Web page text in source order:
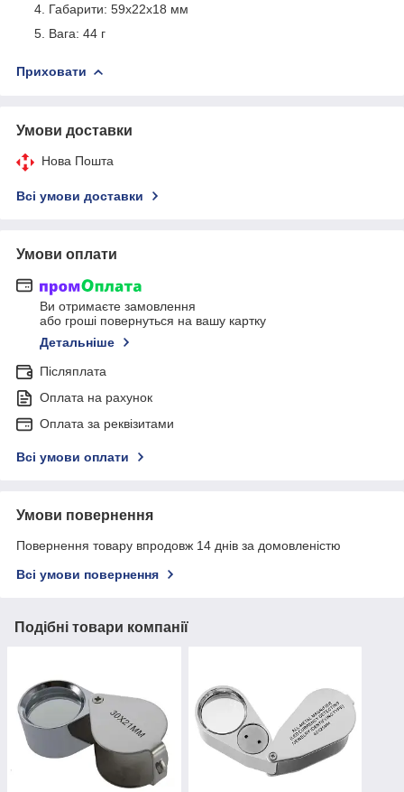
Габарити: 59x22x18 мм
Вага: 44 г
Приховати
Умови доставки
Нова Пошта
Всі умови доставки
Умови оплати
Ви отримаєте замовлення
або гроші повернуться на вашу картку
Детальніше
Післяплата
Оплата на рахунок
Оплата за реквізитами
Всі умови оплати
Умови повернення
Повернення товару впродовж 14 днів за домовленістю
Всі умови повернення
Подібні товари компанії